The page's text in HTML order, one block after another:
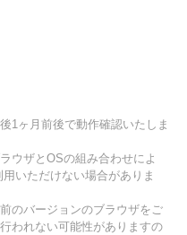
1ヶ月前後で動作確認いたしま
ウザとOSの組み合わせによ
いただけない場合がありま
のバージョンのブラウザをご
われない可能性がありますの